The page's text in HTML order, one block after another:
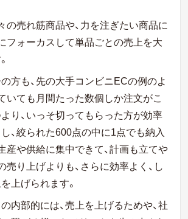
の売れ筋商品や、力を注ぎたい商品に
フォーカスして単品ごとの売上を大
方も、先の大手コンビニECの例のよ
いても月間たった数個しか注文がこ
り、いっそ切ってもらった方が効率
、絞られた600点の中に1点でも納入
産や供給に集中できて、計画も立てや
売り上げよりも、さらに効率よく、し
上げられます。
内部的には、売上を上げるためや、社